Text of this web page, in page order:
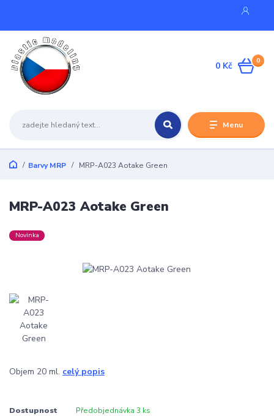
Menu
0
0 Kč
Barvy MRP MRP-A023 Aotake Green
MRP-A023 Aotake Green
Novinka
Objem 20 ml. celý popis
Dostupnost Předobjednávka 3 ks